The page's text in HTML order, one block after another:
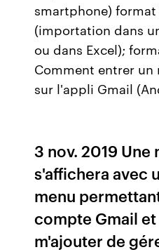
smartphone) format
(importation dans
ou dans Excel);
Comment entrer un
sur l'appli Gmail
3 nov. 2019
s'affichera avec
menu
compte Gmail
m'ajouter de